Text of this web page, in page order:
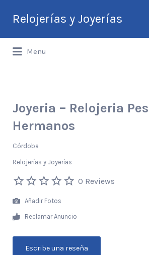
Relojerías y Joyerías
Guía de Relojerías y Joyerías
por:
Menu
por:
Joyeria – Relojeria
Hermanos
Córdoba
Relojerías y Joyerías
0 Reviews
Añadir Fotos
Reclamar Anuncio
Escribe una reseña